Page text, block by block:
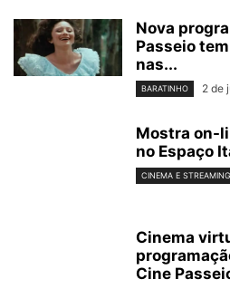
Nova
Passeio
nas...
BARATINHO 2 de
Mostra on-
no Espaço
CINEMA E STREAMING
Cinema
Cine